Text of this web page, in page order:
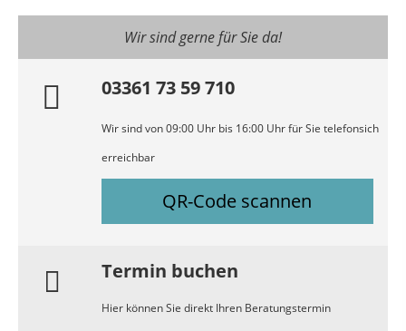
Wir sind gerne für Sie da!
03361 73 59 710
Wir sind von 09:00 Uhr bis 16:00 Uhr für Sie telefonsich
erreichbar
QR-Code scannen
Termin buchen
Hier können Sie direkt Ihren Beratungstermin